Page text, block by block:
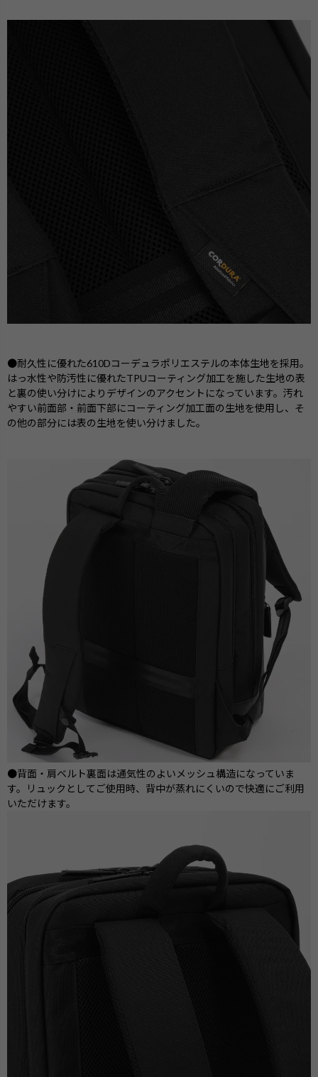
●耐久性に優れた610Dコーデュラポリエステルの本体生地を採用。
はっ水性や防汚性に優れたTPUコーティング加工を施した生地の表
と裏の使い分けによりデザインのアクセントになっています。汚れ
やすい前面部・前面下部にコーティング加工面の生地を使用し、そ
の他の部分には表の生地を使い分けました。
●背面・肩ベルト裏面は通気性のよいメッシュ構造になっていま
す。リュックとしてご使用時、背中が蒸れにくいので快適にご利用
いただけます。